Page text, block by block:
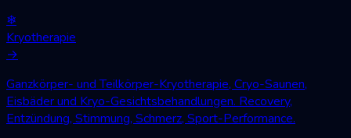
❄
Kryotherapie
→
Ganzkörper- und Teilkörper-Kryotherapie, Cryo-Saunen,
Eisbäder und Kryo-Gesichtsbehandlungen. Recovery,
Entzündung, Stimmung, Schmerz, Sport-Performance.